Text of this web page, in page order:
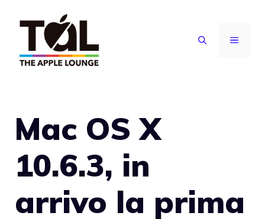
contenuto
MENU
Mac OS X
10.6.3, in
arrivo la prima